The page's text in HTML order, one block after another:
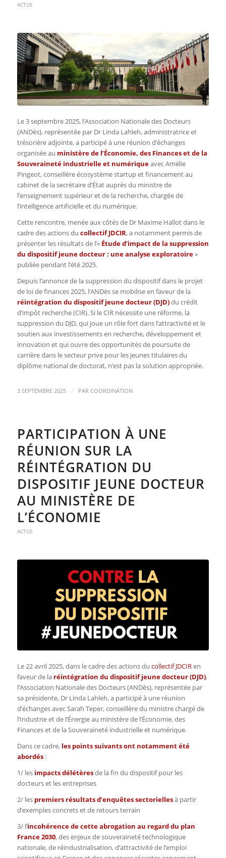
ACTUS
Le 3 septembre 2025, l’Association Nationale des Docteurs
(ANDès), représentée par Dr Linda Lahleh, administratrice et
trésorière adjointe, a participé à une réunion d’échanges
organisée au ministère de l’Économie, des Finances et de la
Souveraineté industrielle et numériqueavec Amélie
Pingeot, conseillère écosystème startup et financement au
cabinet de la secrétaire d’État auprès du ministre de
l’enseignement supérieur et de la recherche, chargée de
l’intelligence artificielle et du numérique.
Cette rencontre, menée aux côtés de Dr Maxime Hallot dans le
cadre des actions du collectif JDCIR, a notamment permis de
présenter les résultats de l’« Étude d’impact de la suppression
du dispositif jeune docteur : une analyse exploratoire»
publiée pendant l’été 2025.
Depuis l’annonce de la suppression du dispositif dans le projet
de loi de finances 2025, l’ANDès se mobilise en faveur de la
réintégration du dispositif jeune docteur (DJD)du crédit
d’impôt recherche (CIR).Si le CIR nécessite une réforme, la
suppression du DJD, qui joue un rôle fort dans l’attractivité et le
soutien aux investissements en recherche, développement et
innovation et qui ouvre des opportunités de poursuite de
carrière dans le secteur prive pour les jeunes titulaires du
diplôme national de doctorat, n’est pas la solution appropriée.
3 SEPTEMBRE 2025 / PAR COORDINATION
PARTICIPATION À UNE
RÉUNION SUR LA
RÉINTÉGRATION DU
DISPOSITIF JEUNE DOCTEUR
AU MINISTÈRE DE
L’ÉCONOMIE
ACTUS
Le 22 avril 2025, dans le cadre des actions du collectif JDCIRen
faveur de la réintégration du dispositif jeune docteur (DJD),
l’Association Nationale des Docteurs (ANDès), représentée par
sa présidente, Dr Linda Lahleh, a participé à une réunion
d’échanges avec Sarah Teper, conseillère du ministre chargé de
l’Industrie et de l’Énergieau ministèrede l’Économie, des
Finances et de la Souveraineté industrielle et numérique.
Dans ce cadre,les points suivants ont notamment été
abordés:
1/ les impacts délétèresde la fin du dispositif pour les
docteurs et les entreprises
2/ les premiers résultats d’enquêtes sectoriellesà partir
d’exemples concrets et de retours terrain
3/ l’incohérence de cette abrogation au regard du plan
France 2030, des enjeux de souveraineté technologique
nationale, de réindustrialisation, d’attractivité de l’emploi